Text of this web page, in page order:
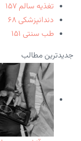
تغذیه سالم ۱۵۷
دندانپزشکی ۶۸
طب سنتی ۱۵۱
جدیدترین مطالب